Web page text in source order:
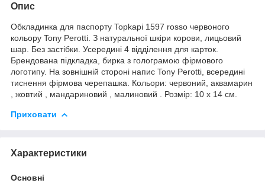
Опис
Обкладинка для паспорту Topkapi 1597 rosso червоного
кольору Tony Perotti. З натуральної шкіри корови, лицьовий
шар. Без застібки. Усередині 4 відділення для карток.
Брендована підкладка, бирка з голограмою фірмового
логотипу. На зовнішній стороні напис Tony Perotti, всередині
тиснення фірмова черепашка. Кольори: червоний, аквамарин
, жовтий , мандариновий , малиновий . Розмір: 10 х 14 см.
Приховати
Характеристики
Основні